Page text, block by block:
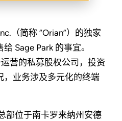
（简称 “Orian”）的独家
Sage Park 的事宜。
营的私募股权公司，投资
，业务涉及多元化的终端
部位于南卡罗来纳州安德